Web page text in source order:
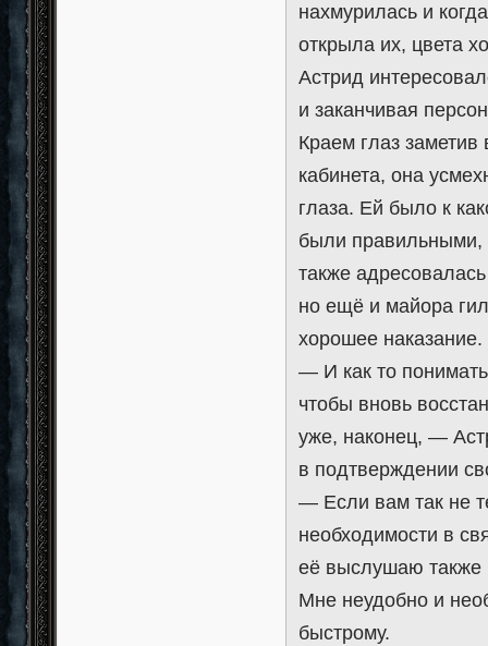
нахмурилась и
открыла их, цвета
Астрид
и заканчивая
Краем глаз
кабинета, она
глаза. Ей было к
были правильными,
также
но ещё и майора
хорошее наказание.
— И как то
чтобы вновь
уже, наконец, —
в подтверждении
— Если вам так не
необходимости в
её выслушаю также
Мне неудобно и
быстрому.